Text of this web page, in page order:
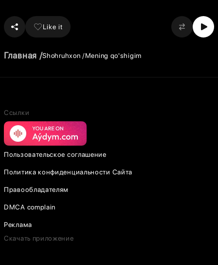
Like it
Главная Shohruhxon Mening qo'shigim
Ссылки
Пользовательское соглашение
Политика конфиденциальности Сайта
Правообладателям
DMCA complain
Реклама
Скачать приложение